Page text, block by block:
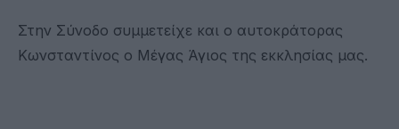
Στην Σύνοδο συμμετείχε και ο αυτοκράτορας
Κωνσταντίνος ο Μέγας Άγιος της εκκλησίας μας.